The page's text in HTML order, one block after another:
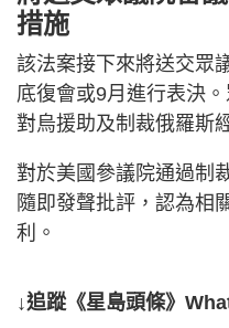
措施
該法案接下來將送交眾
底復會或9月進行表決
對烏援助及制裁俄羅斯
對於美國參議院通過制
隨即發聲批評，認為相
利。
↓追蹤《星島頭條》